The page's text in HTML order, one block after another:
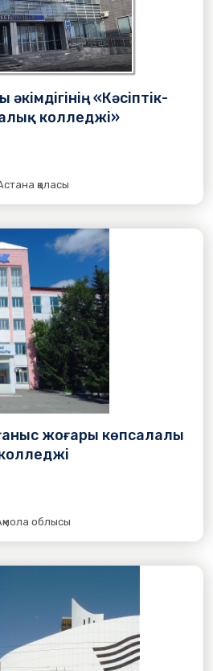
«Кәсіптік-
колледжі»
қаласы
жоғары көпсалалы
облысы